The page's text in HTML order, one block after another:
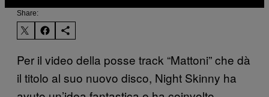
Share:
Per il video della posse track “Mattoni” che dà
il titolo al suo nuovo disco, Night Skinny ha